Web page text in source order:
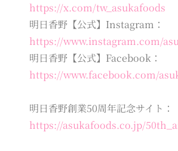
https://x.com/tw_asukafoods
明日香野【公式】Instagram：
https://www.instagram.com/
明日香野【公式】Facebook：
https://www.facebook.com/
明日香野創業50周年記念サイト：
https://asukafoods.co.jp/